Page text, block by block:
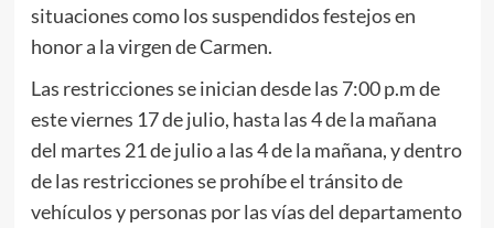
situaciones como los suspendidos festejos en
honor a la virgen de Carmen.
Las restricciones se inician desde las 7:00 p.m de
este viernes 17 de julio, hasta las 4 de la mañana
del martes 21 de julio a las 4 de la mañana, y dentro
de las restricciones se prohíbe el tránsito de
vehículos y personas por las vías del departamento